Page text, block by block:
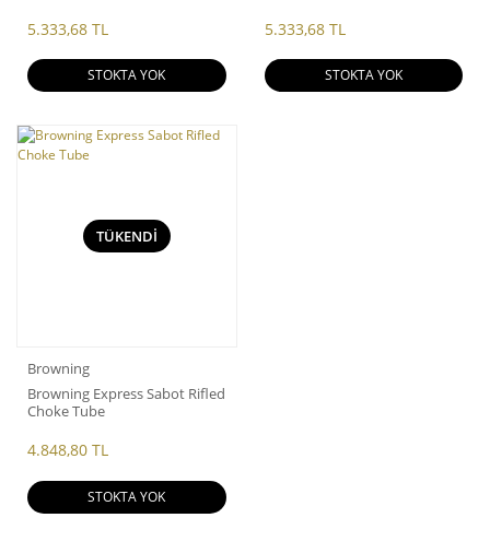
5.333,68 TL
STOKTA YOK
5.333,68 TL
STOKTA YOK
TÜKENDİ
Browning
Browning Express Sabot Rifled
Choke Tube
4.848,80 TL
STOKTA YOK